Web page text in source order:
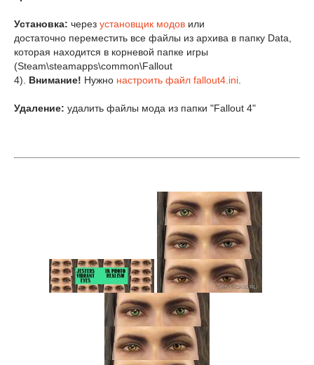
Установка: через установщик модов или
достаточно переместить все файлы из архива в папку Data,
которая находится в корневой папке игры
(Steam\steamapps\common\Fallout
4). Внимание! Нужно настроить файл fallout4.ini
Удаление: удалить файлы мода из папки "Fallout 4"